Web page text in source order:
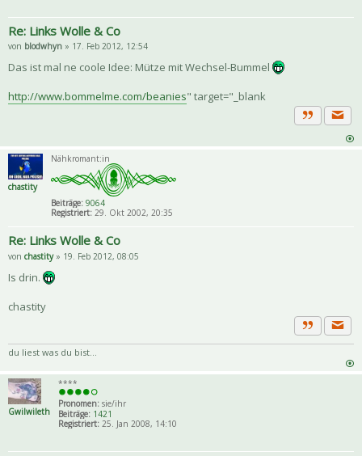
Re: Links Wolle & Co
von blodwhyn » 17. Feb 2012, 12:54
Das ist mal ne coole Idee: Mütze mit Wechsel-Bummel
http://www.bommelme.com/beanies" target="_blank
Zitat
chastity
Nähkromant:in
Beiträge: 9064
Registriert:29. Okt 2002, 20:35
Re: Links Wolle & Co
von chastity» 19. Feb 2012, 08:05
Is drin.
chastity
Zitat
du liest was du bist...
Gwilwileth
****
Pronomen: sie/ihr
Beiträge: 1421
Registriert: 25. Jan 2008, 14:10